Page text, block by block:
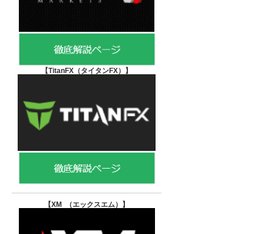
【TitanFX（タイタンFX） 】
【XM （エックスエム） 】